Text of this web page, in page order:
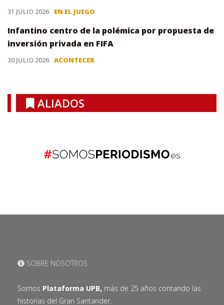
31 JULIO 2026 EN EL JUEGO
Infantino centro de la polémica por propuesta de
inversión privada en FIFA
30 JULIO 2026 ACONTECER
ALIADOS
SOBRE NOSOTROS
Somos Plataforma UPB, más de 25 años contando las
historias del Gran Santander.